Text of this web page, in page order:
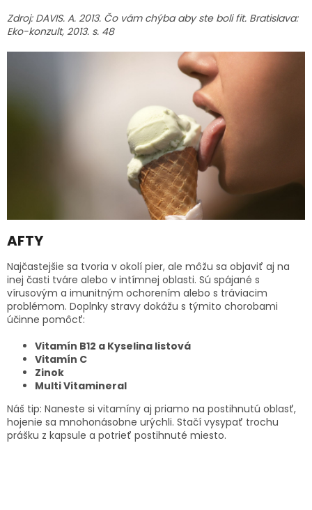
Zdroj: DAVIS. A. 2013. Čo vám chýba aby ste boli fit. Bratislava:
Eko-konzult, 2013. s. 48
AFTY
Najčastejšie sa tvoria v okolí pier, ale môžu sa objaviť aj na
inej časti tváre alebo v intímnej oblasti. Sú spájané s
vírusovým a imunitným ochorením alebo s tráviacim
problémom. Doplnky stravy dokážu s týmito chorobami
účinne pomôcť:
Vitamín B12 a Kyselina listová
Vitamín C
Zinok
Multi Vitamineral
Náš tip: Naneste si vitamíny aj priamo na postihnutú oblasť,
hojenie sa mnohonásobne urýchli. Stačí vysypať trochu
prášku z kapsule a potrieť postihnuté miesto.